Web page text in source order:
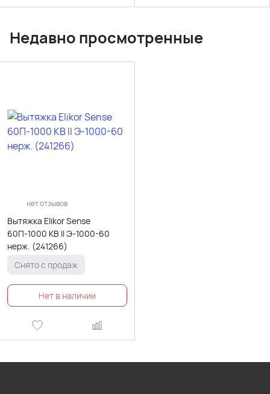
Недавно просмотренные
нет отзывов
Вытяжка Elikor Sense
60П-1000 КВ II Э-1000-60
нерж. (241266)
Снято с продаж